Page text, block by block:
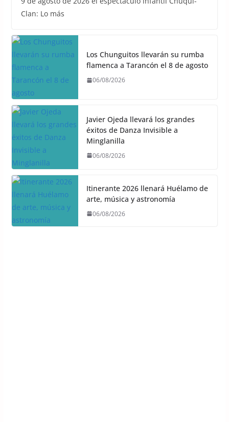
Clan: Lo más
Los Chunguitos llevarán su rumba
flamenca a Tarancón el 8 de agosto
06/08/2026
Javier Ojeda llevará los grandes
éxitos de Danza Invisible a
Minglanilla
06/08/2026
Itinerante 2026 llenará Huélamo de
arte, música y astronomía
06/08/2026